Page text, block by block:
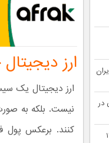
ارز
ارز دیجیتال یک
نیست. بلکه به
کنند. برعکس پول
در
۱۴۰۵